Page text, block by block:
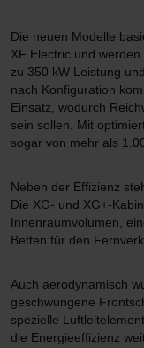
Die neuen Modelle
XF Electric und
zu 350 kW Leistung
nach Konfiguration
Einsatz, wodurch
sein sollen. Mit
sogar von mehr als
Neben der Effizienz
Die XG- und XG+-
Innenraumvolumen,
Betten für den
Auch aerodynamisch
geschwungene
spezielle
die Energieeffizienz